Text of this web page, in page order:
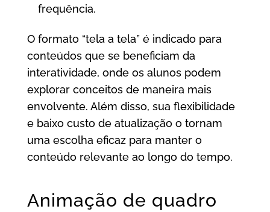
frequência.
O formato “tela a tela” é indicado para
conteúdos que se beneficiam da
interatividade, onde os alunos podem
explorar conceitos de maneira mais
envolvente. Além disso, sua flexibilidade
e baixo custo de atualização o tornam
uma escolha eficaz para manter o
conteúdo relevante ao longo do tempo.
Animação de quadro